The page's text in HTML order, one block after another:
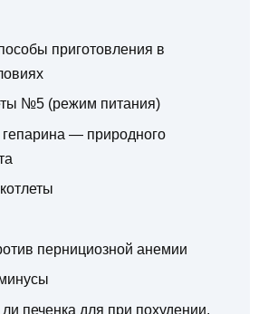
приготовления в
№5 (режим питания)
— природного
пернициозной анемии
печенка для при похудении,